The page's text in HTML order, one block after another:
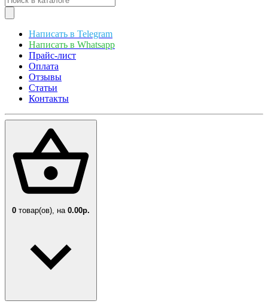
Написать в Telegram
Написать в Whatsapp
Прайс-лист
Оплата
Отзывы
Статьи
Контакты
0 товар(ов), на 0.00р.